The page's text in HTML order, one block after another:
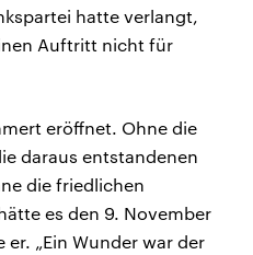
hatte verlangt,
Auftritt nicht für
eröffnet. Ohne die
daraus entstandenen
die friedlichen
es den 9. November
„Ein Wunder war der